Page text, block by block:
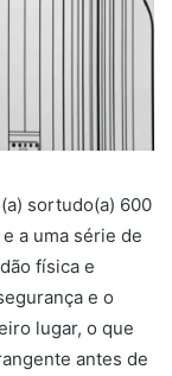
sortudo(a) 600
a uma série de
física e
e o
lugar, o que
antes de